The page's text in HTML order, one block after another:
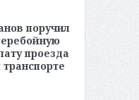
поручил
проезда